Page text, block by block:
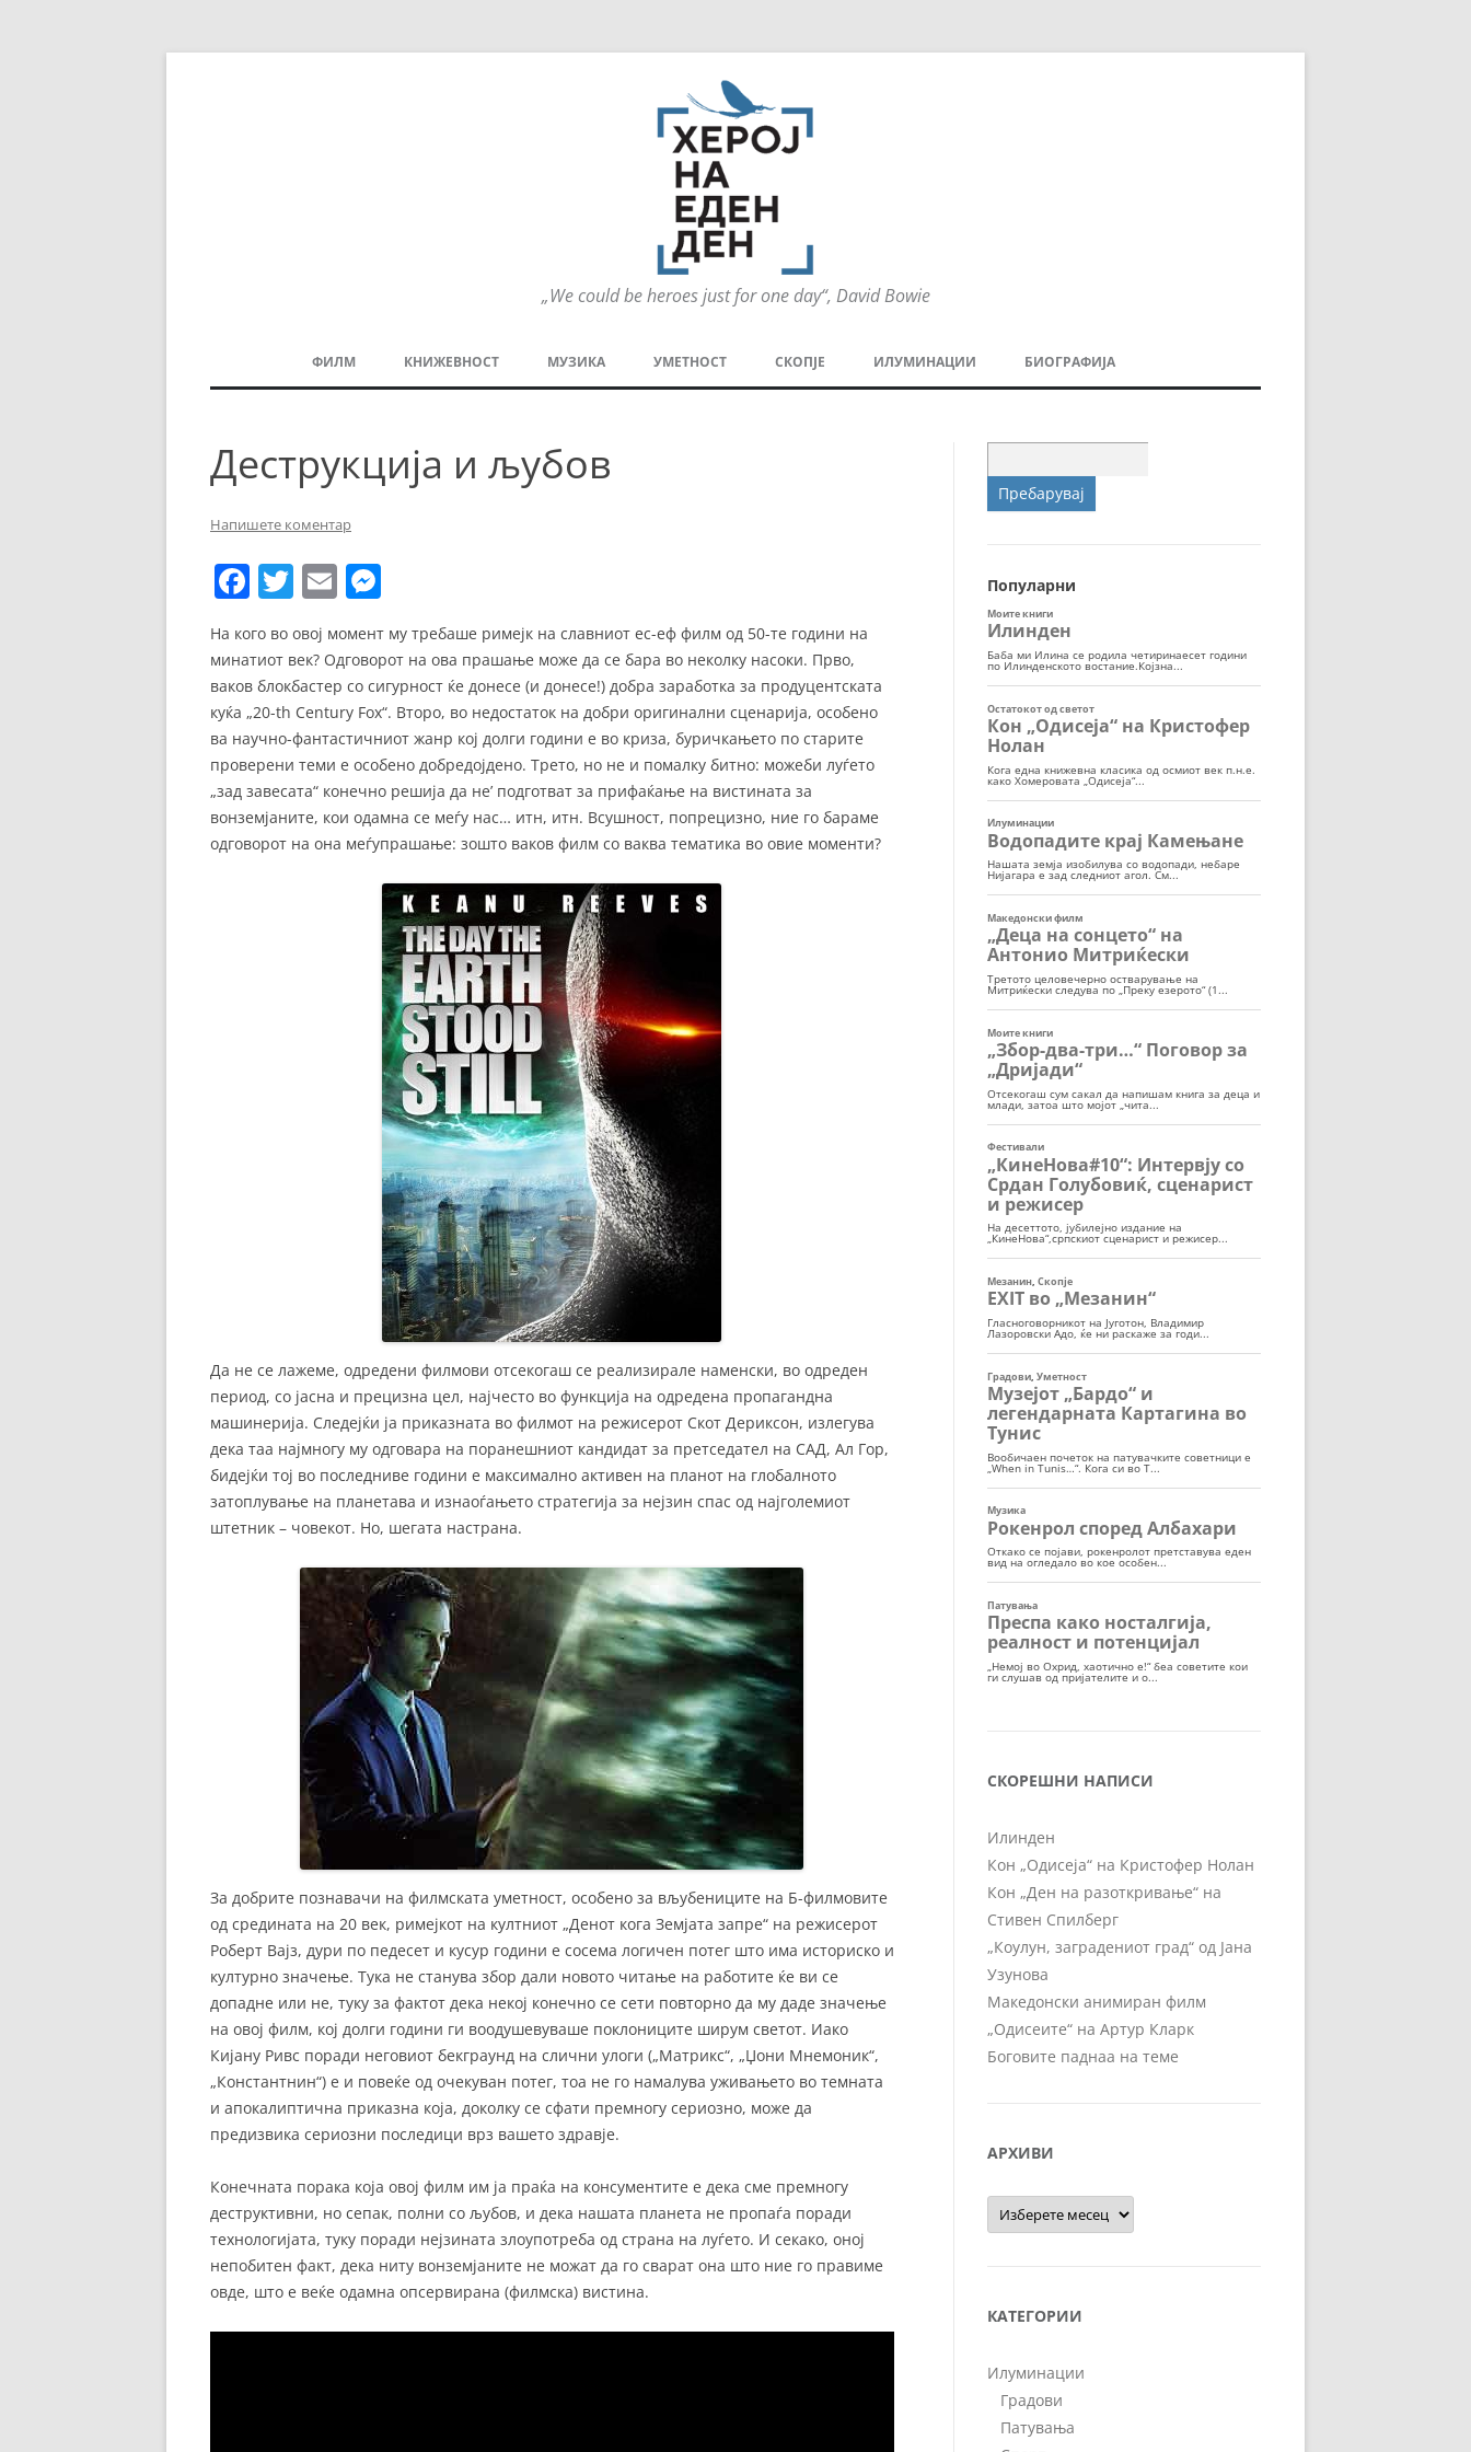
„We could be heroes just for one day“, David Bowie
содржината
ФИЛМ
БАЛКАНСКИ ФИЛМ
ФЕСТИВАЛИ
ФИЛМОПОЛИС
КНИЖЕВНОСТ МУЗИКА УМЕТНОСТ СКОПЈЕ ИЛУМИНАЦИИ
СПОРТ
БИОГРАФИЈА
Деструкција и љубов
Напишете коментар
F
c
e
b
o
o
k
T
w
itt
er
E
ai
l
ss
e
n
g
er
На кого во овој момент му требаше римејк на славниот ес-еф филм од 50-те години на
минатиот век? Одговорот на ова прашање може да се бара во неколку насоки. Прво,
ваков блокбастер со сигурност ќе донесе (и донесе!) добра заработка за продуцентската
куќа „20-th Century Fox“. Второ, во недостаток на добри оригинални сценарија, особено
ва научно-фантастичниот жанр кој долги години е во криза, буричкањето по старите
проверени теми е особено добредојдено. Трето, но не и помалку битно: можеби луѓето
„зад завесата“ конечно решија да не’ подготват за прифаќање на вистината за
вонземјаните, кои одамна се меѓу нас… итн, итн. Всушност, попрецизно, ние го бараме
одговорот на она меѓупрашање: зошто ваков филм со ваква тематика во овие моменти?
Да не се лажеме, одредени филмови отсекогаш се реализирале наменски, во одреден
период, со јасна и прецизна цел, најчесто во функција на одредена пропагандна
машинерија. Следејќи ја приказната во филмот на режисерот Скот Дериксон, излегува
дека таа најмногу му одговара на поранешниот кандидат за претседател на САД, Ал Гор,
бидејќи тој во последниве години е максимално активен на планот на глобалното
затоплување на планетава и изнаоѓањето стратегија за нејзин спас од најголемиот
штетник – човекот. Но, шегата настрана.
За добрите познавачи на филмската уметност, особено за вљубениците на Б-филмовите
од средината на 20 век, римејкот на култниот „Денот кога Земјата запре“ на режисерот
Роберт Вајз, дури по педесет и кусур години е сосема логичен потег што има историско и
културно значење. Тука не станува збор дали новото читање на работите ќе ви се
допадне или не, туку за фактот дека некој конечно се сети повторно да му даде значење
на овој филм, кој долги години ги воодушевуваше поклониците ширум светот. Иако
Кијану Ривс поради неговиот бекграунд на слични улоги („Матрикс“, „Џони Мнемоник“,
„Константнин“) е и повеќе од очекуван потег, тоа не го намалува уживањето во темната
и апокалиптична приказна која, доколку се сфати премногу сериозно, може да
предизвика сериозни последици врз вашето здравје.
Конечната порака која овој филм им ја праќа на консументите е дека сме премногу
деструктивни, но сепак, полни со љубов, и дека нашата планета не пропаѓа поради
технологијата, туку поради нејзината злоупотреба од страна на луѓето. И секако, оној
непобитен факт, дека ниту вонземјаните не можат да го сварат она што ние го правиме
овде, што е веќе одамна опсервирана (филмска) вистина.
за:
Популарни
СКОРЕШНИ НАПИСИ
Илинден
Кон „Одисеја“ на Кристофер Нолан
Кон „Ден на разоткривање“ на
Стивен Спилберг
„Коулун, заградениот град“ од Јана
Узунова
Македонски анимиран филм
„Одисеите“ на Артур Кларк
Боговите паднаа на теме
АРХИВИ
Архиви
КАТЕГОРИИ
Илуминации
Градови
Патувања